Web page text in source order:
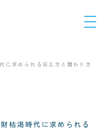
に求められる伝え方と関わり方
枯渇時代に求められる